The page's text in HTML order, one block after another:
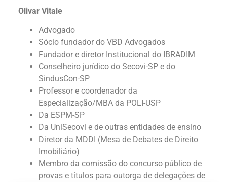
Olivar Vitale
Advogado
Sócio fundador do VBD Advogados
Fundador e diretor Institucional do IBRADIM
Conselheiro jurídico do Secovi-SP e do
SindusCon-SP
Professor e coordenador da
Especialização/MBA da POLI-USP
Da ESPM-SP
Da UniSecovi e de outras entidades de ensino
Diretor da MDDI (Mesa de Debates de Direito
Imobiliário)
Membro da comissão do concurso público de
provas e títulos para outorga de delegações de